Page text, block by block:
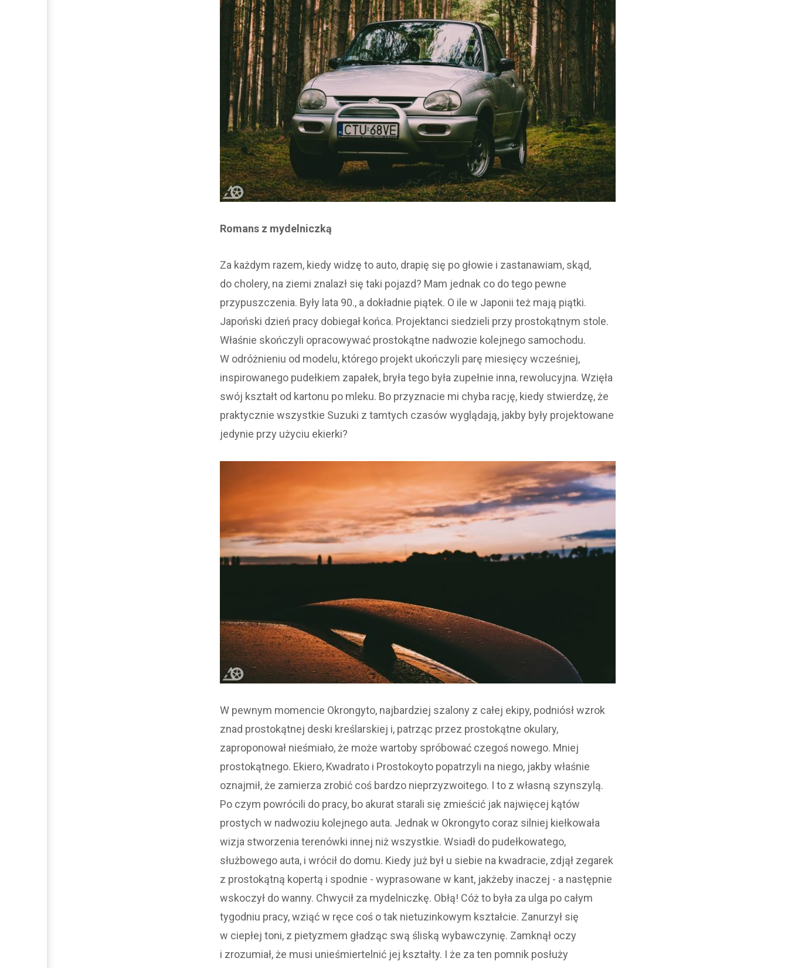
Romans z mydelniczką
Za każdym razem, kiedy widzę to auto, drapię się po głowie i zastanawiam, skąd,
do cholery, na ziemi znalazł się taki pojazd? Mam jednak co do tego pewne
przypuszczenia. Były lata 90., a dokładnie piątek. O ile w Japonii też mają piątki.
Japoński dzień pracy dobiegał końca. Projektanci siedzieli przy prostokątnym stole.
Właśnie skończyli opracowywać prostokątne nadwozie kolejnego samochodu.
W odróżnieniu od modelu, którego projekt ukończyli parę miesięcy wcześniej,
inspirowanego pudełkiem zapałek, bryła tego była zupełnie inna, rewolucyjna. Wzięła
swój kształt od kartonu po mleku. Bo przyznacie mi chyba rację, kiedy stwierdzę, że
praktycznie wszystkie Suzuki z tamtych czasów wyglądają, jakby były projektowane
jedynie przy użyciu ekierki?
W pewnym momencie Okrongyto, najbardziej szalony z całej ekipy, podniósł wzrok
znad prostokątnej deski kreślarskiej i, patrząc przez prostokątne okulary,
zaproponował nieśmiało, że może wartoby spróbować czegoś nowego. Mniej
prostokątnego. Ekiero, Kwadrato i Prostokoyto popatrzyli na niego, jakby właśnie
oznajmił, że zamierza zrobić coś bardzo nieprzyzwoitego. I to z własną szynszylą.
Po czym powrócili do pracy, bo akurat starali się zmieścić jak najwięcej kątów
prostych w nadwoziu kolejnego auta. Jednak w Okrongyto coraz silniej kiełkowała
wizja stworzenia terenówki innej niż wszystkie. Wsiadł do pudełkowatego,
służbowego auta, i wrócił do domu. Kiedy już był u siebie na kwadracie, zdjął zegarek
z prostokątną kopertą i spodnie - wyprasowane w kant, jakżeby inaczej - a następnie
wskoczył do wanny. Chwycił za mydelniczkę. Obłą! Cóż to była za ulga po całym
tygodniu pracy, wziąć w ręce coś o tak nietuzinkowym kształcie. Zanurzył się
w ciepłej toni, z pietyzmem gładząc swą śliską wybawczynię. Zamknął oczy
i zrozumiał, że musi unieśmiertelnić jej kształty. I że za ten pomnik posłuży